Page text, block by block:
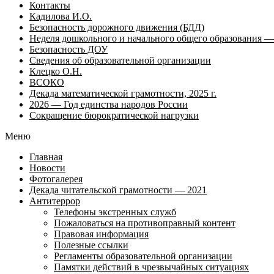
Контакты
Кадилова И.О.
Безопасность дорожного движения (БДД)
Неделя дошкольного и начального общего образования —
Безопасность ДОУ
Сведения об образовательной организации
Клецко О.Н.
ВСОКО
Декада математической грамотности, 2025 г.
2026 — Год единства народов России
Сокращение бюрократической нагрузки
Меню
Главная
Новости
Фотогалерея
Декада читательской грамотности — 2021
Антитеррор
Телефоны экстренных служб
Пожаловаться на противоправный контент
Правовая информация
Полезные ссылки
Регламенты образовательной организации
Памятки действий в чрезвычайных ситуациях